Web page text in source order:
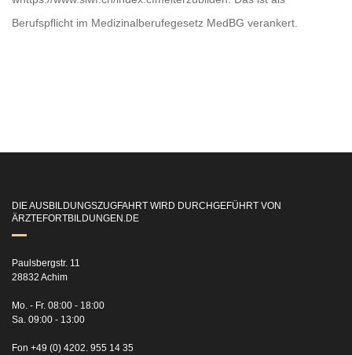
Berufspflicht im Medizinalberufegesetz MedBG verankert.
DIE AUSBILDUNGSZUGFAHRT WIRD DURCHGEFÜHRT VON
ÄRZTEFORTBILDUNGEN.DE
Paulsbergstr. 11
28832 Achim
Mo. - Fr. 08:00 - 18:00
Sa. 09:00 - 13:00
Fon +49 (0) 4202. 955 14 35